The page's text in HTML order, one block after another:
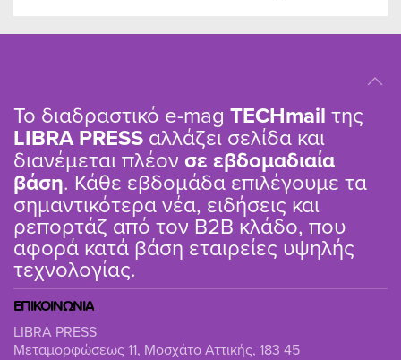
Το διαδραστικό e-mag TΕCHmail της
LIBRA PRESS αλλάζει σελίδα και
διανέμεται πλέον σε εβδομαδιαία
βάση. Κάθε εβδομάδα επιλέγουμε τα
σημαντικότερα νέα, ειδήσεις και
ρεπορτάζ από τον B2B κλάδο, που
αφορά κατά βάση εταιρείες υψηλής
τεχνολογίας.
ΕΠΙΚΟΙΝΩΝΙΑ
LIBRA PRESS
Μεταμορφώσεως 11, Μοσχάτο Αττικής, 183 45